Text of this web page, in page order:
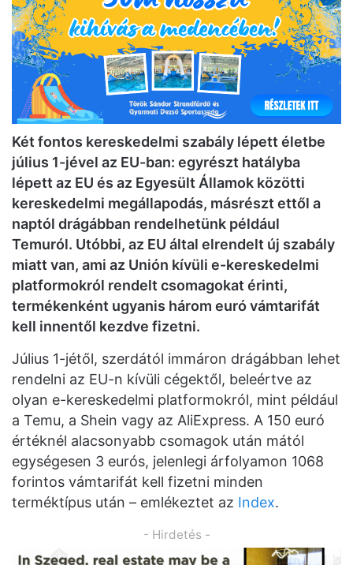
Két fontos kereskedelmi szabály lépett életbe
július 1-jével az EU-ban: egyrészt hatályba
lépett az EU és az Egyesült Államok közötti
kereskedelmi megállapodás, másrészt ettől a
naptól drágábban rendelhetünk például
Temuról. Utóbbi, az EU által elrendelt új szabály
miatt van, ami az Unión kívüli e-kereskedelmi
platformokról rendelt csomagokat érinti,
termékenként ugyanis három euró vámtarifát
kell innentől kezdve fizetni.
Július 1-jétől, szerdától immáron drágábban lehet
rendelni az EU-n kívüli cégektől, beleértve az
olyan e-kereskedelmi platformokról, mint például
a Temu, a Shein vagy az AliExpress. A 150 euró
értéknél alacsonyabb csomagok után mától
egységesen 3 eurós, jelenlegi árfolyamon 1068
forintos vámtarifát kell fizetni minden
terméktípus után – emlékeztet az Index.
- Hirdetés -